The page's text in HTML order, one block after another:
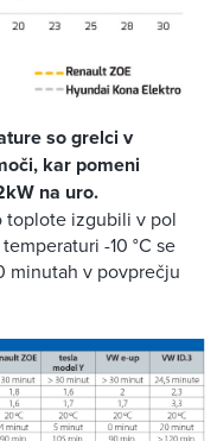
so grelci v
kar pomeni
na uro.
toplote izgubili v pol
-10 °C se
minutah v povprečju